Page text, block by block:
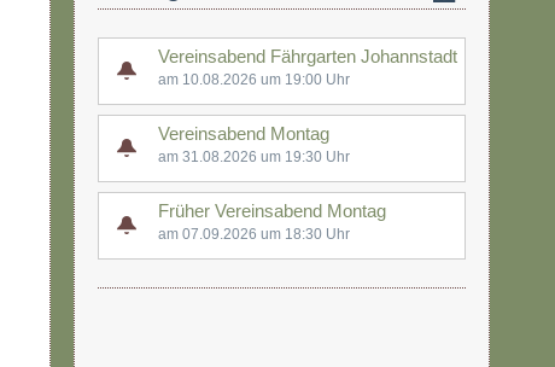
Vereinsabend Fährgarten Johannstadt
am 10.08.2026 um 19:00 Uhr
Vereinsabend Montag
am 31.08.2026 um 19:30 Uhr
Früher Vereinsabend Montag
am 07.09.2026 um 18:30 Uhr